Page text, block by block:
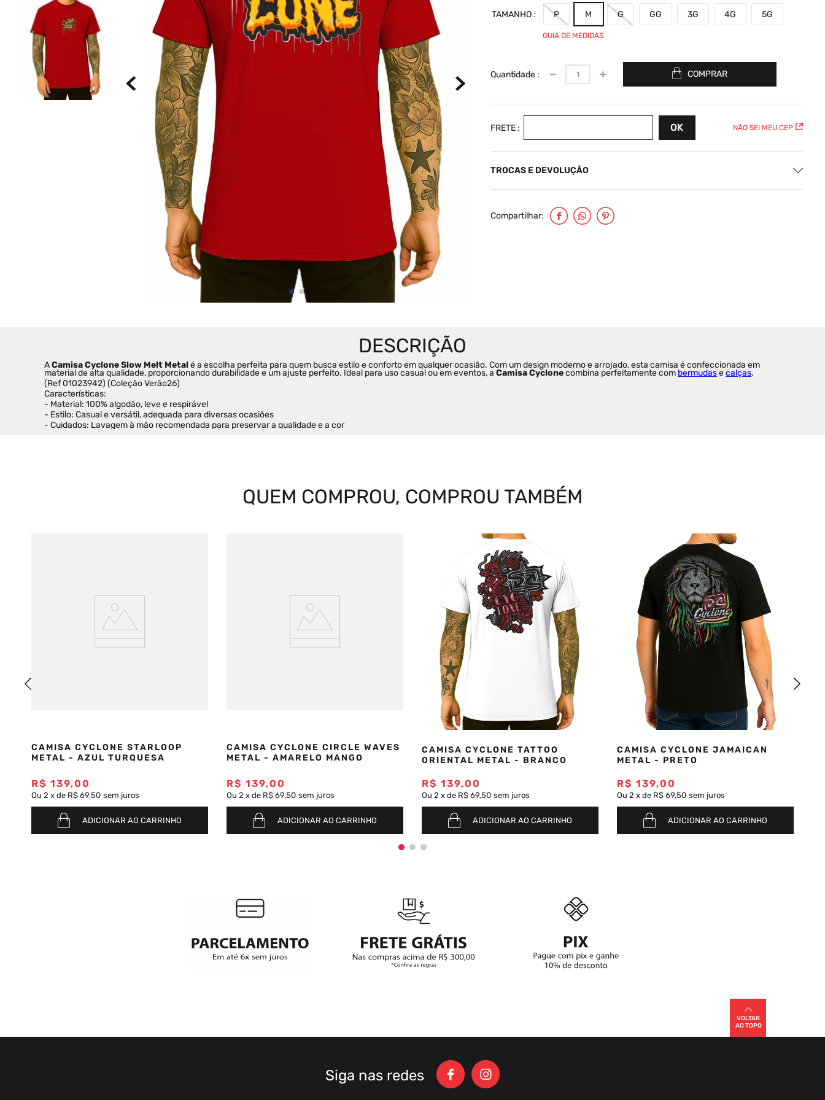
TAMANHO P M G GG 3G 4G 5G
GUIA DE MEDIDAS
Quantidade ＋
－ COMPRAR
NÃO SEI MEU CEP
TROCAS E DEVOLUÇÃO
Compartilhar
A Camisa Cyclone Slow Melt Metal é a escolha perfeita para quem busca estilo e conforto em qualquer ocasião. Com um design moderno e arrojado, esta camisa é confeccionada em
material de alta qualidade, proporcionando durabilidade e um ajuste perfeito. Ideal para uso casual ou em eventos, a Camisa Cyclone combina perfeitamente com bermudas e calças.
(Ref 01023942) (Coleção Verão26)
Características:
- Material: 100% algodão, leve e respirável
- Estilo: Casual e versátil, adequada para diversas ocasiões
- Cuidados: Lavagem à mão recomendada para preservar a qualidade e a cor
QUEM COMPROU, COMPROU TAMBÉM
CAMISA CYCLONE STARLOOP
METAL - AZUL TURQUESA
R$ 139,00
Ou 2 x de R$ 69,50 sem juros
ADICIONAR AO CARRINHO
CAMISA CYCLONE CIRCLE WAVES
METAL - AMARELO MANGO
R$ 139,00
Ou 2 x de R$ 69,50 sem juros
ADICIONAR AO CARRINHO
CAMISA CYCLONE TATTOO
ORIENTAL METAL - BRANCO
R$ 139,00
Ou 2 x de R$ 69,50 sem juros
ADICIONAR AO CARRINHO
CAMISA CYCLONE JAMAICAN
METAL - PRETO
R$ 139,00
Ou 2 x de R$ 69,50 sem juros
ADICIONAR AO CARRINHO
VOLTAR
AO TOPO
Siga nas redes
9 Saia
10º Bermuda Veludo